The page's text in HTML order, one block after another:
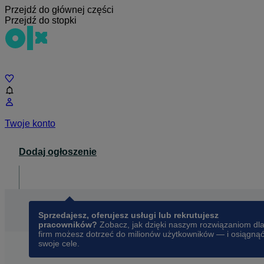
Przejdź do głównej części
Przejdź do stopki
Twoje konto
Dodaj ogłoszenie
Sprzedajesz, oferujesz usługi lub rekrutujesz
pracowników? Zobacz, jak dzięki naszym rozwiązaniom dla
firm możesz dotrzeć do milionów użytkowników — i osiągnąć
swoje cele.